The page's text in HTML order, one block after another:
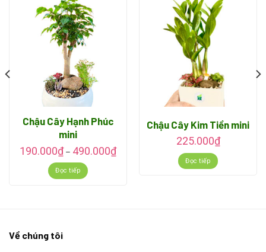
ĐẶC ĐIỂM HÌNH DÁNG
Thân cây:Thân gỗ dẻo, được
thắt bím hoặc xoắn lại với
nhau thành hình bím tóc
rất đẹp mắt, tượng trưng cho sự
gắn kết và vững chãi. Khi cây lớn, phần thân xoắn càng
nổi bật và đẹp hơn.
Lá cây:
Lá xòe rộng như bàn tay, có 5 hoặc 7 lá trên một
cành, màu xanh đậm, bóng, tươi tốt quanh năm.
Chiều cao:Thường từ 30cm đến 1.2m tùy theo độ tuổi và
nhu cầu sử dụng (bàn làm việc, sàn nhà, đại sảnh…).
Cây Kim Ngân là biểu tượng của
Chậu Cây Hạnh Phúc
mini
190.000₫ – 490.000₫
Đọc tiếp
Chậu Cây Kim Tiền mini
225.000₫
Đọc tiếp
Về chúng tôi